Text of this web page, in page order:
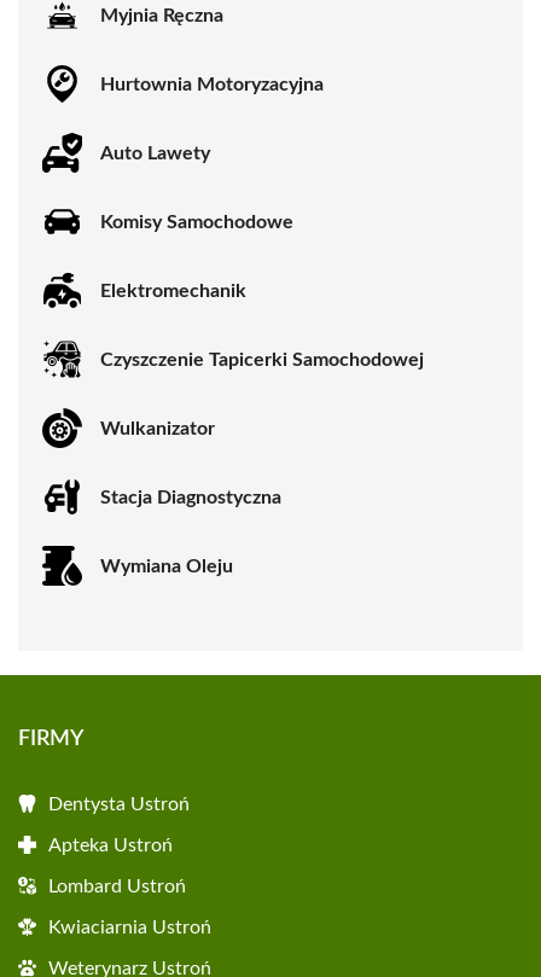
Myjnia Ręczna
Hurtownia Motoryzacyjna
Auto Lawety
Komisy Samochodowe
Elektromechanik
Czyszczenie Tapicerki Samochodowej
Wulkanizator
Stacja Diagnostyczna
Wymiana Oleju
FIRMY
Dentysta Ustroń
Apteka Ustroń
Lombard Ustroń
Kwiaciarnia Ustroń
Weterynarz Ustroń